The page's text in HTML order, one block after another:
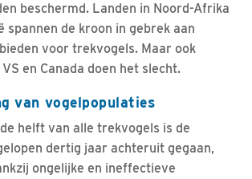
beschermd. Landen in Noord-Afrika
spannen de kroon in gebrek aan
voor trekvogels. Maar ook
en Canada doen het slecht.
van vogelpopulaties
helft van alle trekvogels is de
dertig jaar achteruit gegaan,
ongelijke en ineffectieve